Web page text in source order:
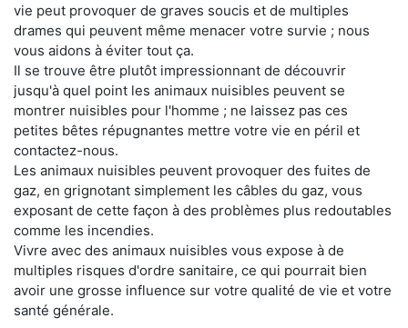
vie peut provoquer de graves soucis et de multiples
drames qui peuvent même menacer votre survie ; nous
vous aidons à éviter tout ça.
Il se trouve être plutôt impressionnant de découvrir
jusqu'à quel point les animaux nuisibles peuvent se
montrer nuisibles pour l'homme ; ne laissez pas ces
petites bêtes répugnantes mettre votre vie en péril et
contactez-nous.
Les animaux nuisibles peuvent provoquer des fuites de
gaz, en grignotant simplement les câbles du gaz, vous
exposant de cette façon à des problèmes plus redoutables
comme les incendies.
Vivre avec des animaux nuisibles vous expose à de
multiples risques d'ordre sanitaire, ce qui pourrait bien
avoir une grosse influence sur votre qualité de vie et votre
santé générale.